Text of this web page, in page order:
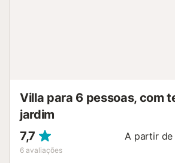
Villa para 6 pessoas, com
jardim
7,7
6 avaliações
A partir de